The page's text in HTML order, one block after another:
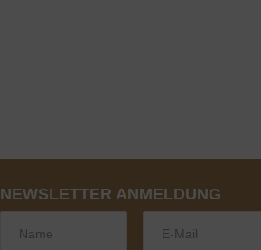
NEWSLETTER ANMELDUNG